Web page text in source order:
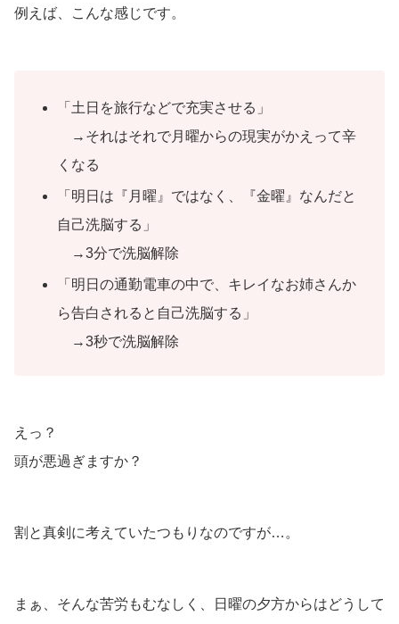
例えば、こんな感じです。
「土日を旅行などで充実させる」
→それはそれで月曜からの現実がかえって辛
くなる
「明日は『月曜』ではなく、『金曜』なんだと
自己洗脳する」
→3分で洗脳解除
「明日の通勤電車の中で、キレイなお姉さんか
ら告白されると自己洗脳する」
→3秒で洗脳解除
えっ？
頭が悪過ぎますか？
割と真剣に考えていたつもりなのですが…。
まぁ、そんな苦労もむなしく、日曜の夕方からはどうして